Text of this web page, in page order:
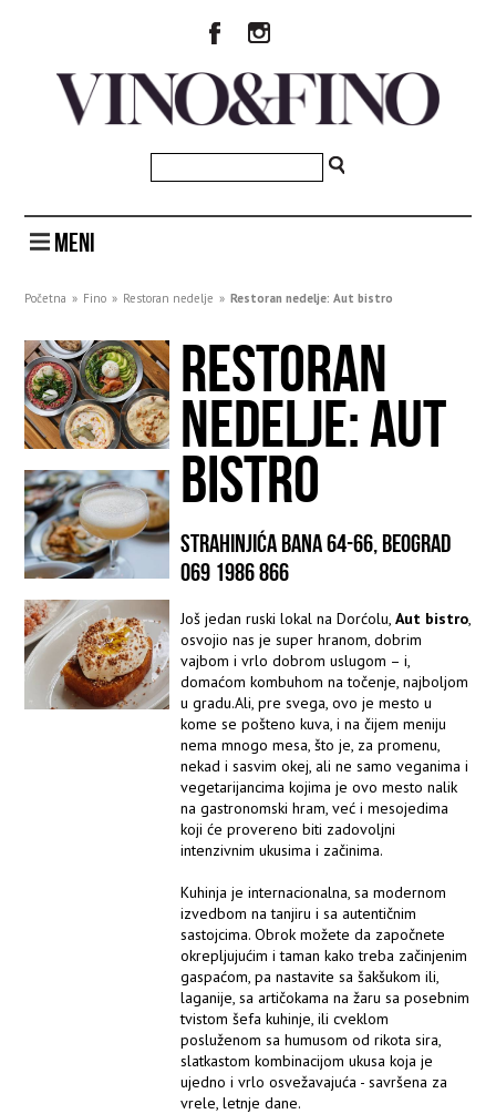
MENI
Početna » Fino » Restoran nedelje » Restoran nedelje: Aut bistro
RESTORAN
NEDELJE: AUT
BISTRO
STRAHINJIĆA BANA 64-66, BEOGRAD
069 1986 866
Još jedan ruski lokal na Dorćolu,Aut bistro
osvojio nas je super hranom, dobrim
vajbom i vrlo dobrom uslugom – i,
domaćom kombuhom na točenje, najboljom
u gradu.Ali, pre svega, ovo je mesto u
kome se pošteno kuva, i na čijem meniju
nema mnogo mesa, što je, za promenu,
nekad i sasvim okej, ali ne samo veganima i
vegetarijancima kojima je ovo mesto nalik
na gastronomski hram, već i mesojedima
koji će provereno biti zadovoljni
intenzivnim ukusima i začinima.
Kuhinja je internacionalna, sa modernom
izvedbom na tanjiru i sa autentičnim
sastojcima. Obrok možete da započnete
okrepljujućim i taman kako treba začinjenim
gaspaćom, pa nastavite sa šakšukom ili,
laganije, sa artičokama na žaru sa posebnim
tvistom šefa kuhinje, ili cveklom
posluženom sa humusom od rikota sira,
slatkastom kombinacijom ukusa koja je
ujedno i vrlo osvežavajuća - savršena za
vrele, letnje dane.